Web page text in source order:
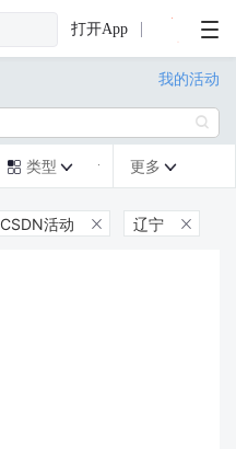
打开App
我的活动

 类型  更多 
CSDN活动  辽宁 